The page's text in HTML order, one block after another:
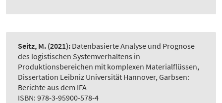
Seitz, M. (2021): Datenbasierte Analyse und Prognose
des logistischen Systemverhaltens in
Produktionsbereichen mit komplexen Materialflüssen,
Dissertation Leibniz Universität Hannover, Garbsen:
Berichte aus dem IFA
ISBN: 978-3-95900-578-4